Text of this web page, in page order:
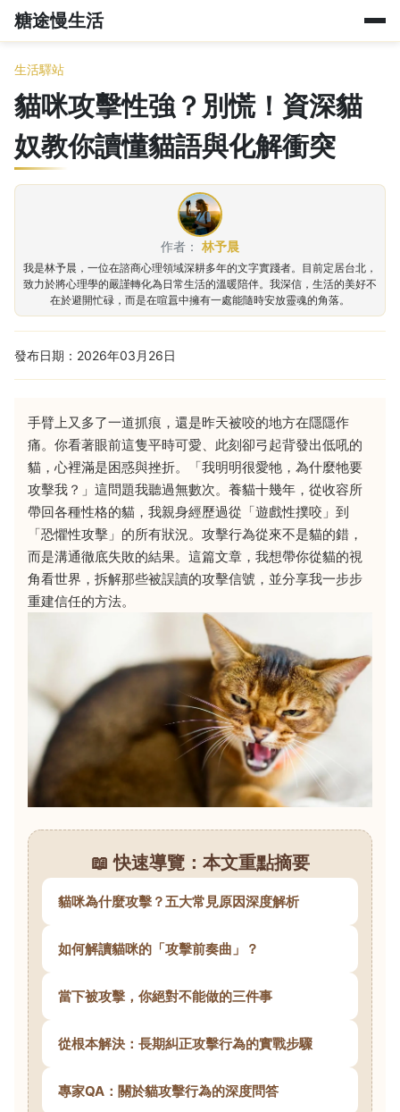
糖途慢生活
生活驛站
貓咪攻擊性強？別慌！資深貓
奴教你讀懂貓語與化解衝突
作者： 林予晨
我是林予晨，一位在諮商心理領域深耕多年的文字實踐者。目前定居台北，
致力於將心理學的嚴謹轉化為日常生活的溫暖陪伴。我深信，生活的美好不
在於避開忙碌，而是在喧囂中擁有一處能隨時安放靈魂的角落。
發布日期：2026年03月26日
手臂上又多了一道抓痕，還是昨天被咬的地方在隱隱作
痛。你看著眼前這隻平時可愛、此刻卻弓起背發出低吼的
貓，心裡滿是困惑與挫折。「我明明很愛牠，為什麼牠要
攻擊我？」這問題我聽過無數次。養貓十幾年，從收容所
帶回各種性格的貓，我親身經歷過從「遊戲性撲咬」到
「恐懼性攻擊」的所有狀況。攻擊行為從來不是貓的錯，
而是溝通徹底失敗的結果。這篇文章，我想帶你從貓的視
角看世界，拆解那些被誤讀的攻擊信號，並分享我一步步
重建信任的方法。
📖 快速導覽：本文重點摘要
貓咪為什麼攻擊？五大常見原因深度解析
如何解讀貓咪的「攻擊前奏曲」？
當下被攻擊，你絕對不能做的三件事
從根本解決：長期糾正攻擊行為的實戰步驟
專家QA：關於貓攻擊行為的深度問答